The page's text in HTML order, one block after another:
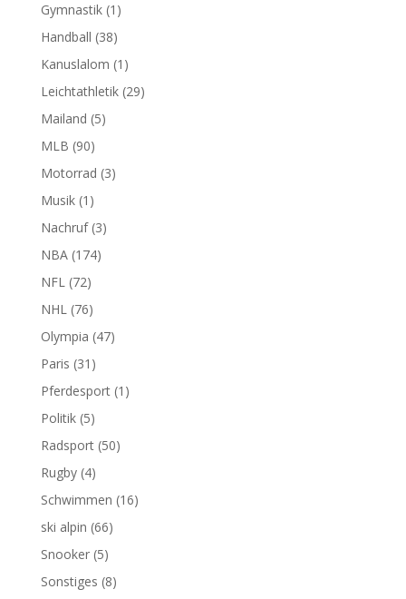
Gymnastik(1)
Handball (38)
Kanuslalom (1)
Leichtathletik(29)
Mailand (5)
MLB (90)
Motorrad (3)
Musik(1)
Nachruf(3)
NBA(174)
NFL(72)
NHL(76)
Olympia (47)
Paris (31)
Pferdesport(1)
Politik(5)
Radsport(50)
Rugby(4)
Schwimmen (16)
ski alpin (66)
Snooker(5)
Sonstiges (8)